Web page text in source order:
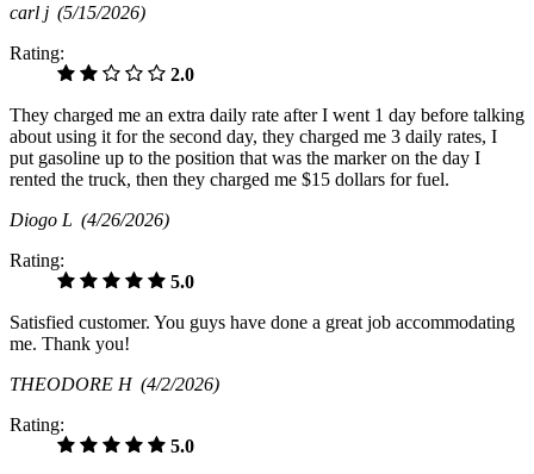
carl j (5/15/2026)
Rating:
2.0
They charged me an extra daily rate after I went 1 day before talking
about using it for the second day, they charged me 3 daily rates, I
put gasoline up to the position that was the marker on the day I
rented the truck, then they charged me $15 dollars for fuel.
Diogo L (4/26/2026)
Rating:
5.0
Satisfied customer. You guys have done a great job accommodating
me. Thank you!
THEODORE H (4/2/2026)
Rating:
5.0